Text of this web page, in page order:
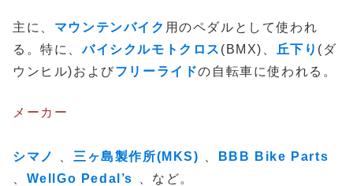
主に、 マウンテンバイク 用のペダルとして使われ
る。特に、バイシクルモトクロス (BMX)、 丘下り (ダ
ウンヒル)およびフリーライドの自転車に使われる。
メーカー
シマノ 三ヶ島製作所(MKS)
BBB Bike Parts
WellGo Pedal’s 、など。